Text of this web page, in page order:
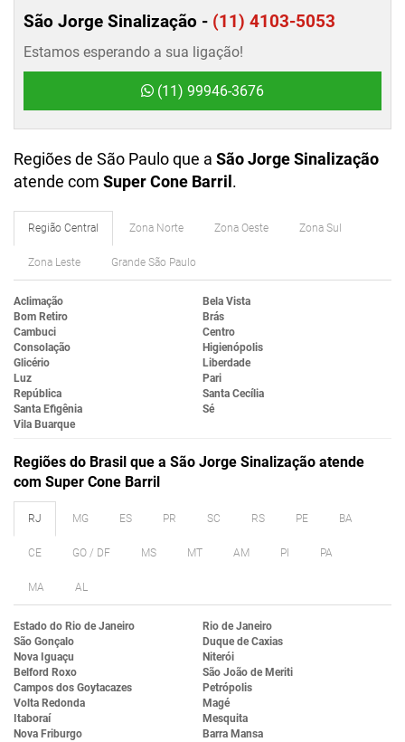
São Jorge Sinalização - (11) 4103-5053
Estamos esperando a sua ligação!
(11) 99946-3676
Regiões de São Paulo que a São Jorge Sinalização
atende com Super Cone Barril .
Região Central Zona Norte Zona Oeste Zona Sul
Zona Leste Grande São Paulo
Aclimação
Bela Vista
Bom Retiro
Brás
Cambuci
Centro
Consolação
Higienópolis
Glicério
Liberdade
Luz
Pari
República
Santa Cecília
Santa Efigênia
Sé
Vila Buarque
Regiões do Brasil que a São Jorge Sinalização atende
com Super Cone Barril
RJ MG ES PR SC RS PE BA
CE GO / DF MS MT AM PI PA
MA AL
Estado do Rio de Janeiro
Rio de Janeiro
São Gonçalo
Duque de Caxias
Nova Iguaçu
Niterói
Belford Roxo
São João de Meriti
Campos dos Goytacazes
Petrópolis
Volta Redonda
Magé
Itaboraí
Mesquita
Nova Friburgo
Barra Mansa